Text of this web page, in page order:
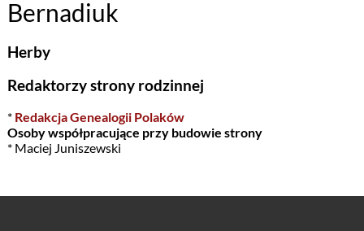
Bernadiuk
Herby
Redaktorzy strony rodzinnej
* Redakcja Genealogii Polaków
Osoby współpracujące przy budowie strony
* Maciej Juniszewski